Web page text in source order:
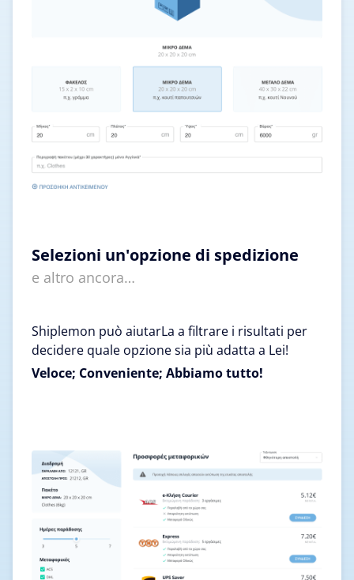
Selezioni un'opzione di spedizione
e altro ancora…
Shiplemon può aiutarLa a filtrare i risultati per
decidere quale opzione sia più adatta a Lei!
Veloce; Conveniente; Abbiamo tutto!